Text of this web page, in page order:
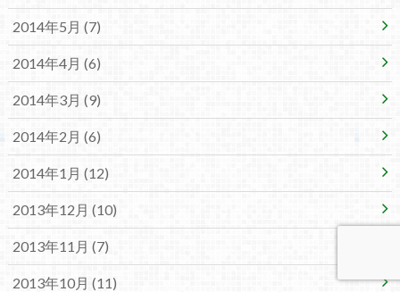
2014年5月 (7)
2014年4月 (6)
2014年3月 (9)
2014年2月 (6)
2014年1月 (12)
2013年12月 (10)
2013年11月 (7)
2013年10月 (11)